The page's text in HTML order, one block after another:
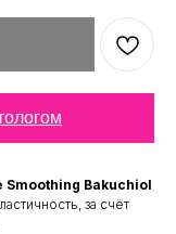
Smoothing Bakuchiol
за счёт